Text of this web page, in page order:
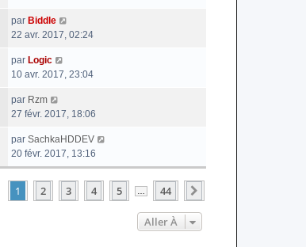
par Biddle
22 avr. 2017, 02:24
par Logic
10 avr. 2017, 23:04
par Rzm
27 févr. 2017, 18:06
par SachkaHDDEV
20 févr. 2017, 13:16
Page Sur
1 2 3 4 5 44
Aller À